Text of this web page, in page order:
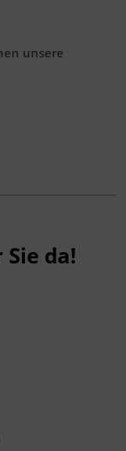
unsere
da!